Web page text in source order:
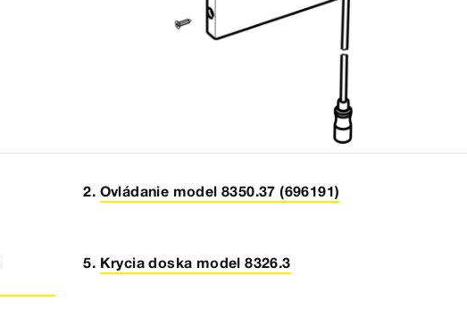
Ovládanie model 8350.37 (696191)
Krycia doska model 8326.3